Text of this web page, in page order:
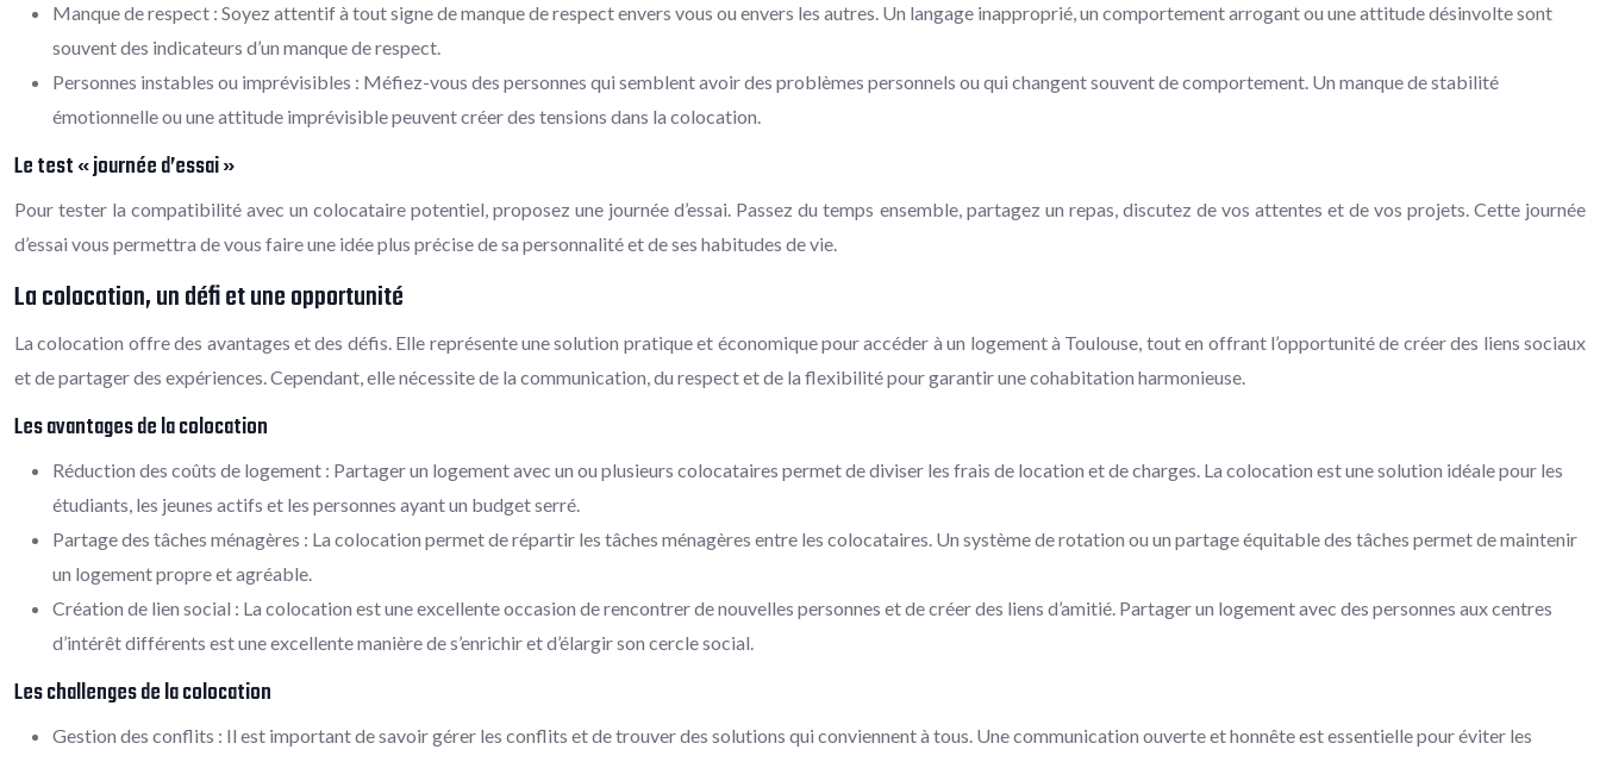
Manque de respect : Soyez attentif à tout signe de manque de respect envers vous ou envers les autres. Un langage inapproprié, un comportement arrogant ou une attitude désinvolte sont
souvent des indicateurs d’un manque de respect.
Personnes instables ou imprévisibles : Méfiez-vous des personnes qui semblent avoir des problèmes personnels ou qui changent souvent de comportement. Un manque de stabilité
émotionnelle ou une attitude imprévisible peuvent créer des tensions dans la colocation.
Le test « journée d’essai »
Pour tester la compatibilité avec un colocataire potentiel, proposez une journée d’essai. Passez du temps ensemble, partagez un repas, discutez de vos attentes et de vos projets. Cette journée
d’essai vous permettra de vous faire une idée plus précise de sa personnalité et de ses habitudes de vie.
La colocation, un défi et une opportunité
La colocation offre des avantages et des défis. Elle représente une solution pratique et économique pour accéder à un logement à Toulouse, tout en offrant l’opportunité de créer des liens sociaux
et de partager des expériences. Cependant, elle nécessite de la communication, du respect et de la flexibilité pour garantir une cohabitation harmonieuse.
Les avantages de la colocation
Réduction des coûts de logement : Partager un logement avec un ou plusieurs colocataires permet de diviser les frais de location et de charges. La colocation est une solution idéale pour les
étudiants, les jeunes actifs et les personnes ayant un budget serré.
Partage des tâches ménagères : La colocation permet de répartir les tâches ménagères entre les colocataires. Un système de rotation ou un partage équitable des tâches permet de maintenir
un logement propre et agréable.
Création de lien social : La colocation est une excellente occasion de rencontrer de nouvelles personnes et de créer des liens d’amitié. Partager un logement avec des personnes aux centres
d’intérêt différents est une excellente manière de s’enrichir et d’élargir son cercle social.
Les challenges de la colocation
Gestion des conflits : Il est important de savoir gérer les conflits et de trouver des solutions qui conviennent à tous. Une communication ouverte et honnête est essentielle pour éviter les